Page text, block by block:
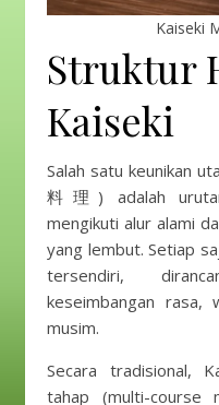
Kaiseki
Struktur
Kaiseki
Salah satu keunikan
料理) adalah
mengikuti alur alami
yang lembut. Setiap
tersendiri,
keseimbangan rasa,
musim.
Secara tradisional,
tahap (multi-course